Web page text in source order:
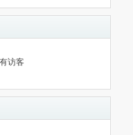
访客